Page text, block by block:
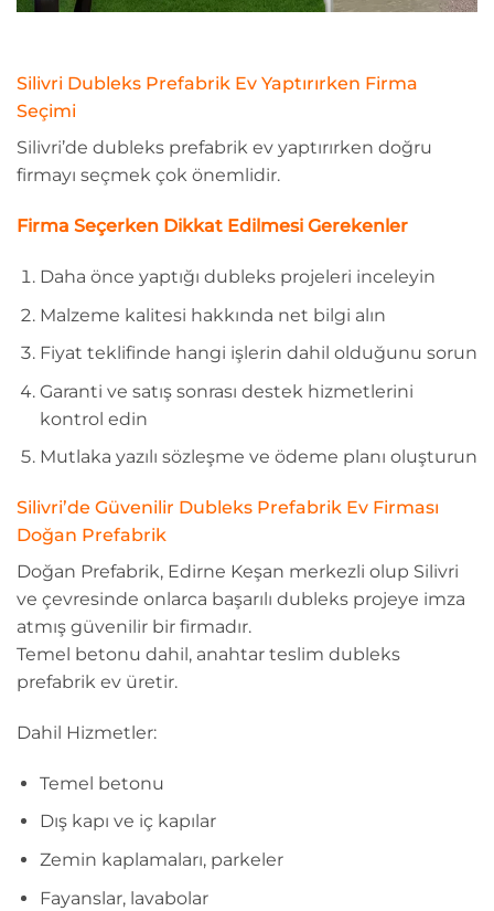
Silivri Dubleks Prefabrik Ev Yaptırırken Firma
Seçimi
Silivri’de dubleks prefabrik ev yaptırırken doğru
firmayı seçmek çok önemlidir.
Firma Seçerken Dikkat Edilmesi Gerekenler
Daha önce yaptığı dubleks projeleri inceleyin
Malzeme kalitesi hakkında net bilgi alın
Fiyat teklifinde hangi işlerin dahil olduğunu sorun
Garanti ve satış sonrası destek hizmetlerini
kontrol edin
Mutlaka yazılı sözleşme ve ödeme planı oluşturun
Silivri’de Güvenilir Dubleks Prefabrik Ev Firması
Doğan Prefabrik
Doğan Prefabrik, Edirne Keşan merkezli olup Silivri
ve çevresinde onlarca başarılı dubleks projeye imza
atmış güvenilir bir firmadır.
Temel betonu dahil, anahtar teslim dubleks
prefabrik ev üretir.
Dahil Hizmetler:
Temel betonu
Dış kapı ve iç kapılar
Zemin kaplamaları, parkeler
Fayanslar, lavabolar